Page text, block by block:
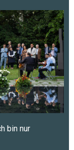
bin nur